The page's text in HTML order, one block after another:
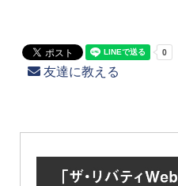
友達に教える